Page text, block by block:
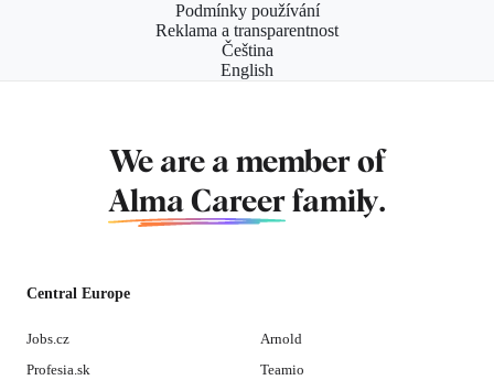
Podmínky používání
Reklama a transparentnost
Čeština
English
We are a member of
Alma Career family.
Central Europe
Jobs.cz
Profesia.sk
Arnold
Teamio